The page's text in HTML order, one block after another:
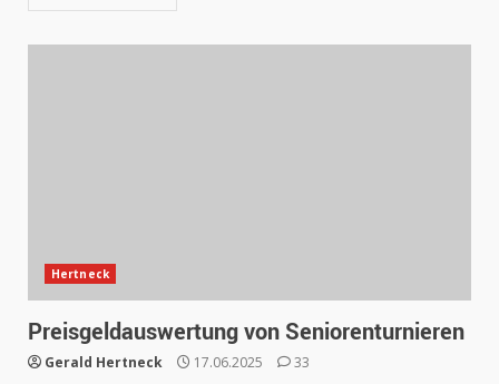
Hertneck
Preisgeldauswertung von Seniorenturnieren
Gerald Hertneck 17.06.2025 33